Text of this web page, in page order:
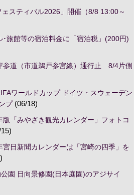
ェスティバル2026」開催（8/8 13:00～
旅館等の宿泊料金に「宿泊税」(200円)
参道（市道鵜戸参宮線）通行止 8/4片側
ワールドカップ ドイツ・スウェーデン
プ(06/18)
版「みやざき観光カレンダー」フォトコ
宮日新聞カレンダーは「宮崎の四季」を
園 日向景修園(日本庭園)のアジサイ